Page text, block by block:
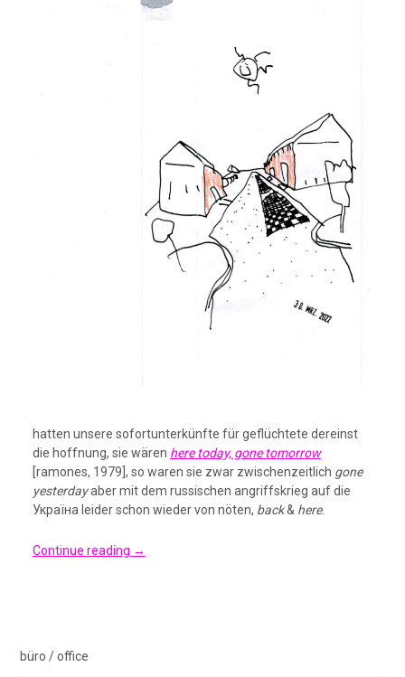
hatten unsere sofortunterkünfte für geflüchtete dereinst
die hoffnung, sie wären here today, gone tomorrow
[ramones, 1979], so waren sie zwar zwischenzeitlich gone
yesterdayaber mit dem russischen angriffskrieg auf die
Україна leider schon wieder von nöten, back& here.
Continue reading →
büro / office